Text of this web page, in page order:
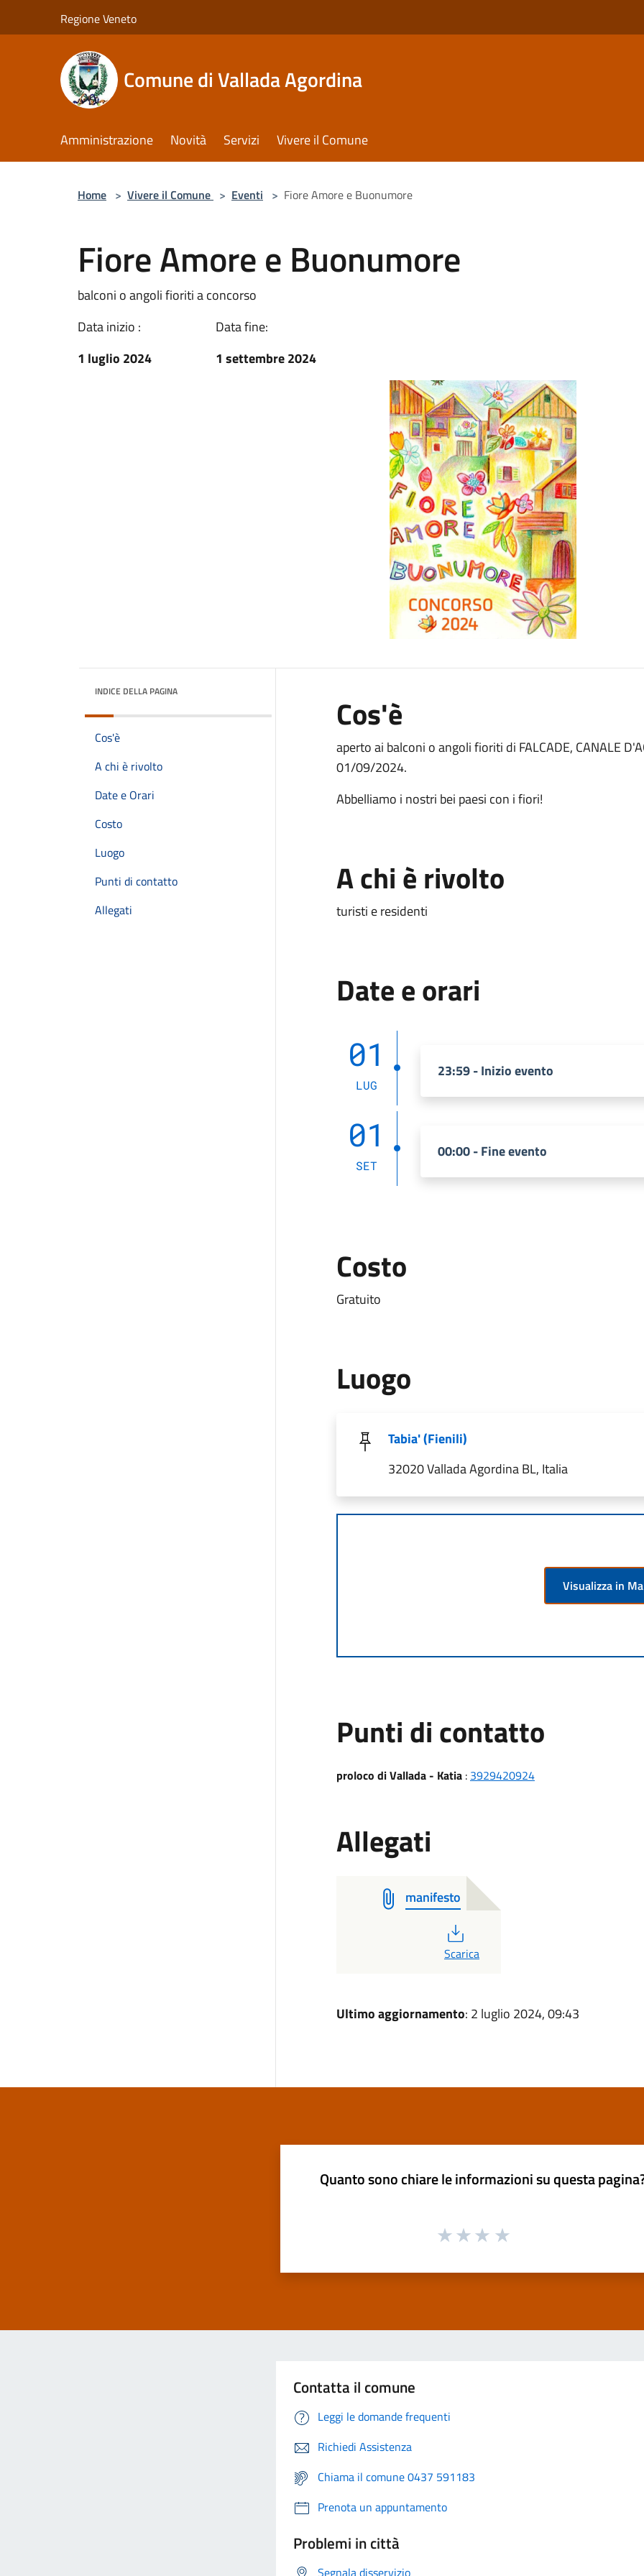
Regione Veneto
Comune di Vallada Agordina
Amministrazione Novità Servizi Vivere il Comune
Home > Vivere il Comune > Eventi > Fiore Amore e Buonumore
Fiore Amore e Buonumore
balconi o angoli fioriti a concorso
Data inizio :
1 luglio 2024
Data fine:
1 settembre 2024
INDICE DELLA PAGINA
Cos'è
A chi è rivolto
Date e Orari
Costo
Luogo
Punti di contatto
Allegati
Cos'è
aperto ai balconi o angoli fioriti di FALCADE, CANALE
01/09/2024.
Abbelliamo i nostri bei paesi con i fiori!
A chi è rivolto
turisti e residenti
Date e orari
01
LUG
23:59 - Inizio evento
01
SET
00:00 - Fine evento
Costo
Gratuito
Luogo
Tabia' (Fienili)
32020 Vallada Agordina BL, Italia
Visualizza in
Punti di contatto
proloco di Vallada - Katia: 3929420924
Allegati
manifesto
PDF
Scarica
Ultimo aggiornamento: 2 luglio 2024, 09:43
Quanto sono chiare le informazioni su questa
Contatta il comune
Leggi le domande frequenti
Richiedi Assistenza
Chiama il comune 0437 591183
Prenota un appuntamento
Problemi in città
Segnala disservizio